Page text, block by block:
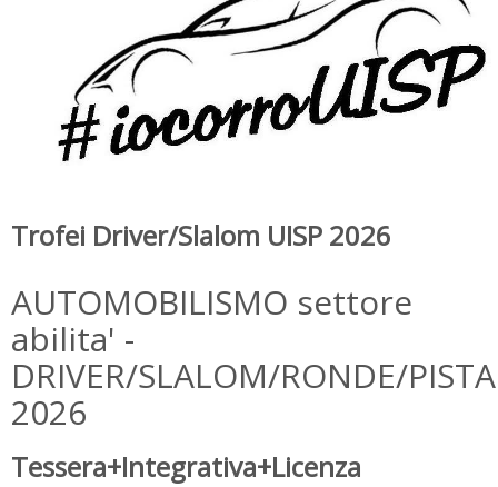
Trofei Driver/Slalom UISP 2026
AUTOMOBILISMO settore
abilita' -
DRIVER/SLALOM/RONDE/PISTA
2026
Tessera+Integrativa+Licenza